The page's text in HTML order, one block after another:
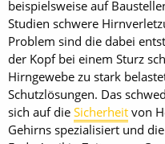
beispielsweise auf
Studien schwere
Problem sind die dabei
der Kopf bei einem Sturz
Hirngewebe zu stark
Schutzlösungen. Das
sich auf die Sicherheit von
Gehirns spezialisiert und